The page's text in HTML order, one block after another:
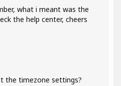
what i meant was the
the help center, cheers
the timezone settings?